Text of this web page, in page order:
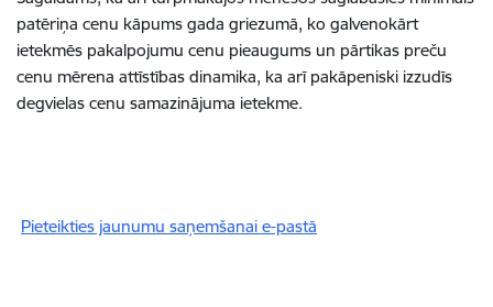
patēriņa cenu kāpums gada griezumā, ko galvenokārt
ietekmēs pakalpojumu cenu pieaugums un pārtikas preču
cenu mērena attīstības dinamika, ka arī pakāpeniski izzudīs
degvielas cenu samazinājuma ietekme.
Pieteikties jaunumu saņemšanai e-pastā